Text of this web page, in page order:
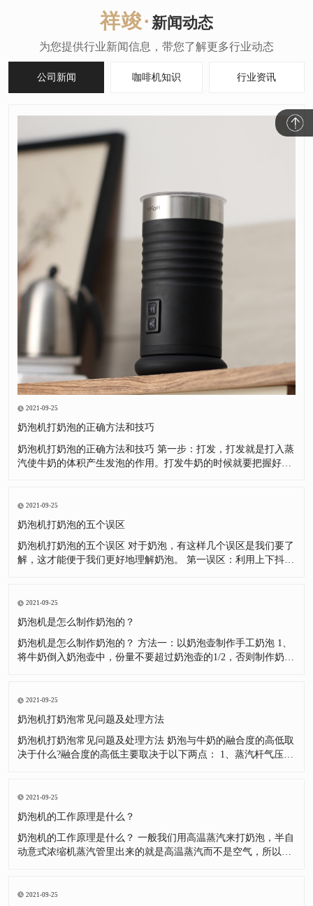
新闻动态
公司新闻 咖啡机知识 行业资讯
2021-09-25
奶泡机打奶泡的正确方法和技巧
奶泡机打奶泡的正确方法和技巧 第一步：打发，打发就是打入蒸
汽使牛奶的体积产生发泡的作用。打发牛奶的时候就要把握好蒸
成细小的泡沫，并让牛奶分子之间产生黏结的作用，使奶泡组织
变得更加绵密。
2021-09-25
奶泡机打奶泡的五个误区
奶泡机打奶泡的五个误区 对于奶泡，有这样几个误区是我们要了
解，这才能便于我们更好地理解奶泡。 第一误区：利用上下抖拉
有打好，而采用这种手段去弥补。长此以往，就产生了依赖，这
里我一定说一下
2021-09-25
奶泡机是怎么制作奶泡的？
奶泡机是怎么制作奶泡的？ 方法一：以奶泡壶制作手工奶泡 1、
将牛奶倒入奶泡壶中，份量不要超过奶泡壶的1/2，否则制作奶泡
盖子与滤网不可以直接加热。(如制作冰奶泡则将牛奶冷却至5度
2021-09-25
奶泡机打奶泡常见问题及处理方法
奶泡机打奶泡常见问题及处理方法 奶泡与牛奶的融合度的高低取
决于什么?融合度的高低主要取决于以下两点： 1、蒸汽杆气压的
出的奶泡越细腻，则单个奶泡中所含空气越少，密度高，浮力小;
打发
2021-09-25
奶泡机的工作原理是什么？
奶泡机的工作原理是什么？ 一般我们用高温蒸汽来打奶泡，半自
动意式浓缩机蒸汽管里出来的就是高温蒸汽而不是空气，所以奶
力。牛奶里的蛋白质会黏附在气泡表面，促使其更好的悬浮在牛
2021-09-25